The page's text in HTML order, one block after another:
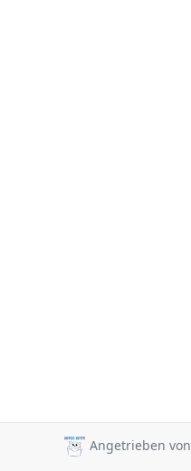
Angetrieben von